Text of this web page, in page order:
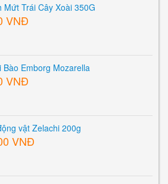
Mứt Trái Cây Xoài 350G
VNĐ
Bào Emborg Mozarella
VNĐ
vật Zelachi 200g
VNĐ